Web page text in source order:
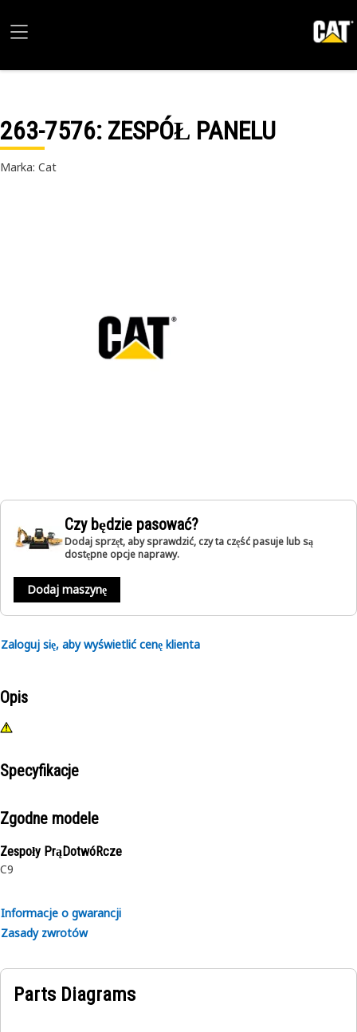
263-7576: ZESPÓŁ PANELU
Marka: Cat
Czy będzie pasować?
Dodaj sprzęt, aby sprawdzić, czy ta część pasuje lub są
dostępne opcje naprawy.
Dodaj maszynę
Zaloguj się, aby wyświetlić cenę klienta
Opis
Specyfikacje
Zgodne modele
Zespoły PrąDotwóRcze
C9
Informacje o gwarancji
Zasady zwrotów
Parts Diagrams